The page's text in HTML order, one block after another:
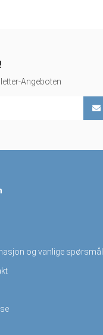
Angeboten
og vanlige spørsmål